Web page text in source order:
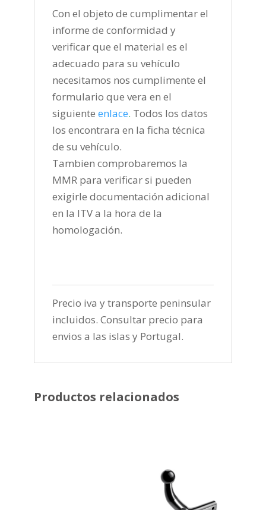
Con el objeto de cumplimentar el
informe de conformidad y
verificar que el material es el
adecuado para su vehículo
necesitamos nos cumplimente el
formulario que vera en el
siguiente enlace. Todos los datos
los encontrara en la ficha técnica
de su vehículo.
Tambien comprobaremos la
MMR para verificar si pueden
exigirle documentación adicional
en la ITV a la hora de la
homologación.
Precio iva y transporte peninsular
incluidos. Consultar precio para
envios a las islas y Portugal.
Productos relacionados